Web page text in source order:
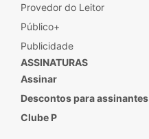
Provedor do Leitor
Público+
Publicidade
ASSINATURAS
Assinar
Descontos para assinantes
Clube P